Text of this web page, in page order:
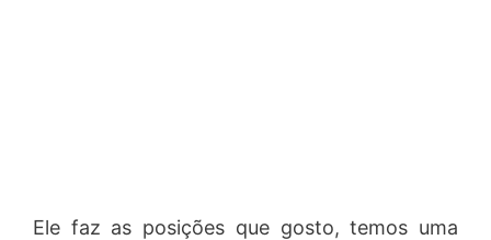
Ele faz as posições que gosto, temos uma